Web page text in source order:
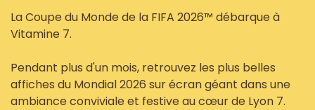
La Coupe du Monde de la FIFA 2026™ débarque à
Vitamine 7.
Pendant plus d'un mois, retrouvez les plus belles
affiches du Mondial 2026 sur écran géant dans une
ambiance conviviale et festive au cœur de Lyon 7.